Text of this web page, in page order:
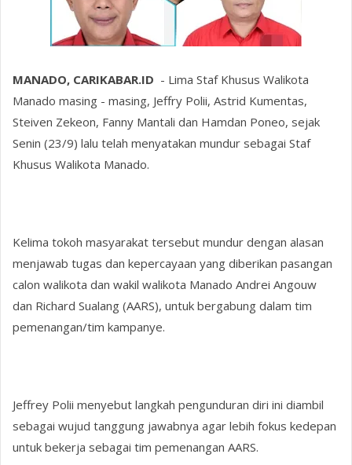
MANADO, CARIKABAR.ID - Lima Staf Khusus Walikota
Manado masing - masing, Jeffry Polii, Astrid Kumentas,
Steiven Zekeon, Fanny Mantali dan Hamdan Poneo, sejak
Senin (23/9) lalu telah menyatakan mundur sebagai Staf
Khusus Walikota Manado.
Kelima tokoh masyarakat tersebut mundur dengan alasan
menjawab tugas dan kepercayaan yang diberikan pasangan
calon walikota dan wakil walikota Manado Andrei Angouw
dan Richard Sualang (AARS), untuk bergabung dalam tim
pemenangan/tim kampanye.
Jeffrey Polii menyebut langkah pengunduran diri ini diambil
sebagai wujud tanggung jawabnya agar lebih fokus kedepan
untuk bekerja sebagai tim pemenangan AARS.